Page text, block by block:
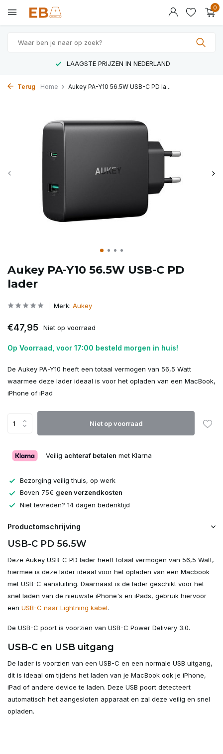
0
LAAGSTE PRIJZEN IN NEDERLAND
Terug Home Aukey PA-Y10 56.5W USB-C PD la...
Aukey PA-Y10 56.5W USB-C PD
lader
Merk: Aukey
€47,95 Niet op voorraad
Op Voorraad, voor 17:00 besteld morgen in huis!
De Aukey PA-Y10 heeft een totaal vermogen van 56,5 Watt
waarmee deze lader ideaal is voor het opladen van een MacBook,
iPhone of iPad
Niet op voorraad
Veilig achteraf betalen met Klarna
Bezorging veilig thuis, op werk
Boven 75€ geen verzendkosten
Niet tevreden? 14 dagen bedenktijd
Productomschrijving
USB-C PD 56.5W
Deze Aukey USB-C PD lader heeft totaal vermogen van 56,5 Watt,
hiermee is deze lader ideaal voor het opladen van een Macbook
met USB-C aansluiting. Daarnaast is de lader geschikt voor het
snel laden van de nieuwste iPhone's en iPads, gebruik hiervoor
een USB-C naar Lightning kabel.
De USB-C poort is voorzien van USB-C Power Delivery 3.0.
USB-C en USB uitgang
De lader is voorzien van een USB-C en een normale USB uitgang,
dit is ideaal om tijdens het laden van je MacBook ook je iPhone,
iPad of andere device te laden. Deze USB poort detecteert
automatisch het aangesloten apparaat en zal deze veilig en snel
opladen.